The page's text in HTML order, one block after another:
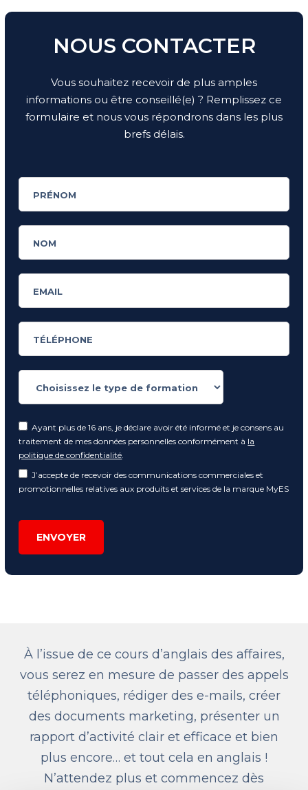
NOUS CONTACTER
Vous souhaitez recevoir de plus amples
informations ou être conseillé(e) ? Remplissez ce
formulaire et nous vous répondrons dans les plus
brefs délais.
Ayant plus de 16 ans, je déclare avoir été informé et je consens au
traitement de mes données personnelles conformément à la
politique de confidentialité.
J’accepte de recevoir des communications commerciales et
promotionnelles relatives aux produits et services de la marque MyES
ENVOYER
À l’issue de ce cours d’anglais des affaires,
vous serez en mesure de passer des appels
téléphoniques, rédiger des e-mails, créer
des documents marketing, présenter un
rapport d’activité clair et efficace et bien
plus encore… et tout cela en anglais !
N’attendez plus et commencez dès